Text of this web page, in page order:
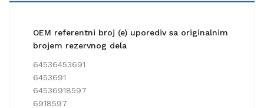
OEM referentni broj (e) uporediv sa originalnim
brojem rezervnog dela
64536453691
6453691
64536918597
6918597